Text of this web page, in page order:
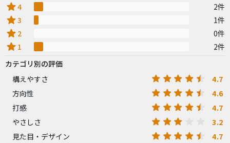
star4 2件
star3 1件
star 2 0件
star 1
2件
カテゴリ別の評価
構えやすさ
4.7
方向性 4.6
打感 4.7
やさしさ 3.2
見た目・デザイン 4.7